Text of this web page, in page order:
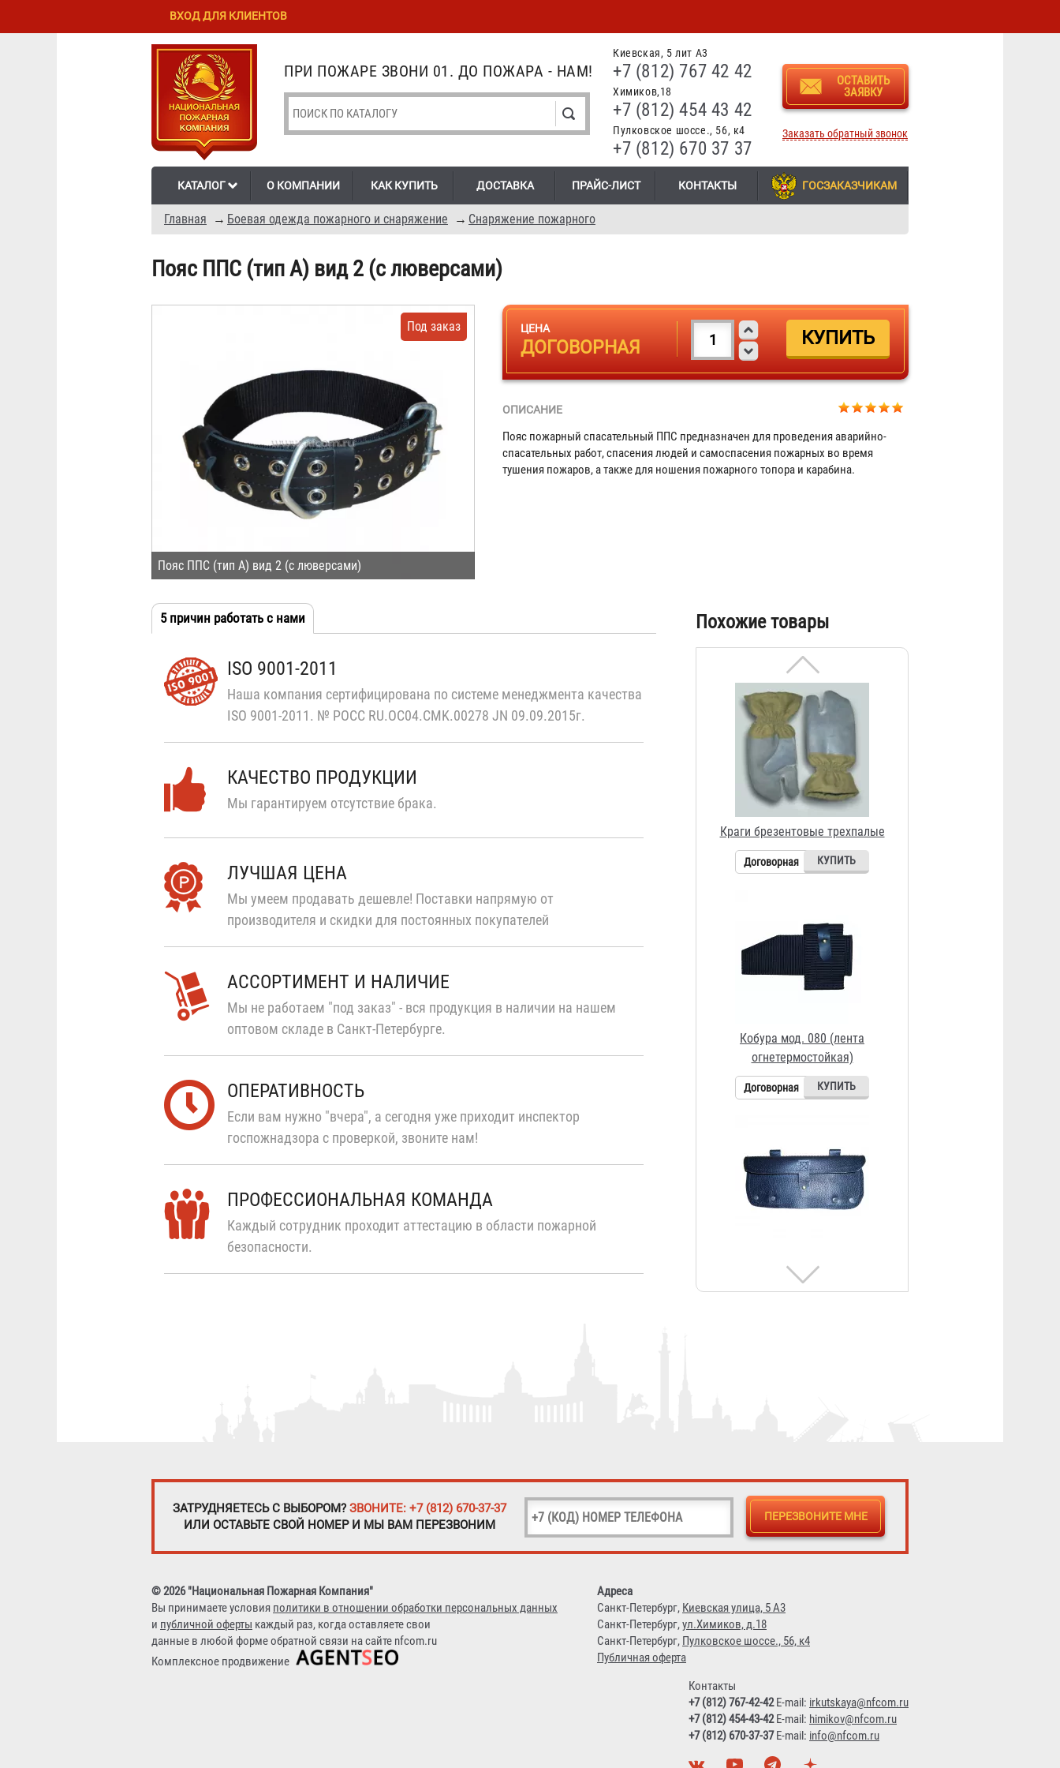
Перейти к
содержанию
Skip to
Киевская, 5 лит А3
+7 (812) 767 42 42
Химиков,18
+7 (812) 454 43 42
Пулковское шоссе., 56, к4
+7 (812) 670 37 37
ОСТАВИТЬ
ЗАЯВКУ
Заказать обратный звонок
ПРИ ПОЖАРЕ ЗВОНИ 01. ДО ПОЖАРА - НАМ!
КАТАЛОГ О КОМПАНИИ КАК КУПИТЬ ДОСТАВКА ПРАЙС-ЛИСТ КОНТАКТЫ ГОСЗАКАЗЧИКАМ
Главная → Боевая одежда пожарного и снаряжение → Снаряжение пожарного
ВХОД ДЛЯ КЛИЕНТОВ
Пояс ППС (тип А) вид 2 (с люверсами)
Пояс ППС (тип А) вид 2 (с люверсами)
Под заказ ЦЕНА
ДОГОВОРНАЯ
ОПИСАНИЕ
Пояс пожарный спасательный ППС предназначен для проведения аварийно-
спасательных работ, спасения людей и самоспасения пожарных во время
тушения пожаров, а также для ношения пожарного топора и карабина.
Табы
5 причин работать с нами
ISO 9001-2011
Наша компания сертифицирована по системе менеджмента качества
ISO 9001-2011. № РОСС RU.OC04.CMK.00278 JN 09.09.2015г.
КАЧЕСТВО ПРОДУКЦИИ
Мы гарантируем отсутствие брака.
ЛУЧШАЯ ЦЕНА
Мы умеем продавать дешевле! Поставки напрямую от
производителя и скидки для постоянных покупателей
АССОРТИМЕНТ И НАЛИЧИЕ
Мы не работаем "под заказ" - вся продукция в наличии на нашем
оптовом складе в Санкт-Петербурге.
ОПЕРАТИВНОСТЬ
Если вам нужно "вчера", а сегодня уже приходит инспектор
госпожнадзора с проверкой, звоните нам!
ПРОФЕССИОНАЛЬНАЯ КОМАНДА
Каждый сотрудник проходит аттестацию в области пожарной
безопасности.
Похожие товары
Перчатки трехпалые для
Договорная
Краги брезентовые трехпалые
Кобура мод. 080 (лента
огнетермостойкая)
Кобура мод. 082 (юфть)
Договорная
Кобура мод. 083 (кожа ШС)
Договорная
ЗАТРУДНЯЕТЕСЬ С ВЫБОРОМ? ЗВОНИТЕ: +7 (812) 670-37-37
ИЛИ ОСТАВЬТЕ СВОЙ НОМЕР И МЫ ВАМ ПЕРЕЗВОНИМ
© 2026 "Национальная Пожарная Компания"
Вы принимаете условия политики в отношении обработки персональных данных
и публичной оферты каждый раз, когда оставляете свои
данные в любой форме обратной связи на сайте nfcom.ru
Комплексное продвижение
Адреса
Санкт-Петербург, Киевская улица, 5 А3
Санкт-Петербург,ул.Химиков, д.18
Санкт-Петербург, Пулковское шоссе., 56, к4
Публичная оферта
Контакты
+7 (812) 767-42-42E-mail: irkutskaya@nfcom.ru
+7 (812) 454-43-42E-mail: himikov@nfcom.ru
+7 (812) 670-37-37E-mail: info@nfcom.ru